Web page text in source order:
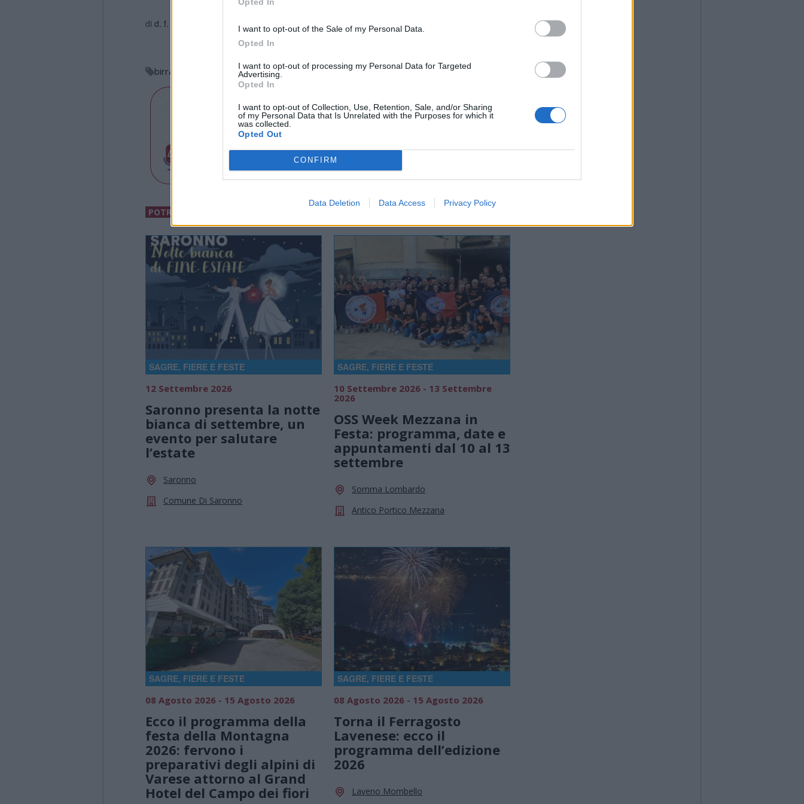
I want to opt-out of the Sale of my Personal Data.
Opted In
I want to opt-out of processing my Personal Data for Targeted
Advertising.
Opted In
I want to opt-out of Collection, Use, Retention, Sale, and/or Sharing
of my Personal Data that Is Unrelated with the Purposes for which it
was collected.
Opted Out
CONFIRM
Data Deletion Data Access Privacy Policy
di d. f.
birra festa della birra frühlingstì weekend
Via Confalonieri, 5 - Castronno
POTREBBERO INTERESSARTI ANCHE
SAGRE, FIERE E FESTE
12 Settembre 2026
Saronno presenta la notte
bianca di settembre, un
evento per salutare
l’estate
Saronno
Comune Di Saronno
SAGRE, FIERE E FESTE
10 Settembre 2026 - 13 Settembre
2026
OSS Week Mezzana in
Festa: programma, date e
appuntamenti dal 10 al 13
settembre
Somma Lombardo
Antico Portico Mezzana
SAGRE, FIERE E FESTE
08 Agosto 2026 - 15 Agosto 2026
Ecco il programma della
festa della Montagna
2026: fervono i
preparativi degli alpini di
Varese attorno al Grand
Hotel del Campo dei fiori
SAGRE, FIERE E FESTE
08 Agosto 2026 - 15 Agosto 2026
Torna il Ferragosto
Lavenese: ecco il
programma dell’edizione
2026
Laveno Mombello